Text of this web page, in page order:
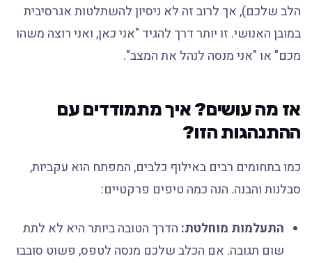
הלב שלכם), אך לרוב זה לא ניסיון להשתלטות אגרסיבית
במובן האנושי. זו יותר דרך להגיד "אני כאן, ואני רוצה משהו
מכם" או "אני מנסה לנהל את המצב".
אז מה עושים? איך מתמודדים עם
ההתנהגות הזו?
כמו בתחומים רבים באילוף כלבים, המפתח הוא עקביות,
סבלנות והבנה. הנה כמה טיפים פרקטיים:
התעלמות מוחלטת:הדרך הטובה ביותר היא לא לתת
שום תגובה. אם הכלב שלכם מנסה לטפס, פשוט סובבו